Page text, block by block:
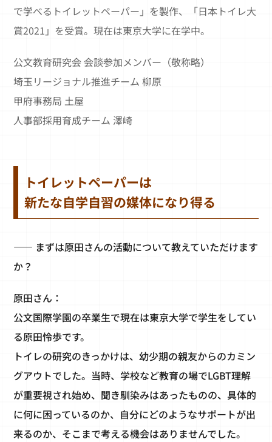
で学べるトイレットペーパー」を製作、「日本トイレ大
賞2021」を受賞。現在は東京大学に在学中。
公文教育研究会 会談参加メンバー（敬称略）
埼玉リージョナル推進チーム 柳原
甲府事務局 土屋
人事部採用育成チーム 澤崎
トイレットペーパーは
新たな自学自習の媒体になり得る
―― まずは原田さんの活動について教えていただけます
か？
原田さん：
公文国際学園の卒業生で現在は東京大学で学生をしてい
る原田怜歩です。
トイレの研究のきっかけは、幼少期の親友からのカミン
グアウトでした。当時、学校など教育の場でLGBT理解
が重要視され始め、聞き馴染みはあったものの、具体的
に何に困っているのか、自分にどのようなサポートが出
来るのか、そこまで考える機会はありませんでした。